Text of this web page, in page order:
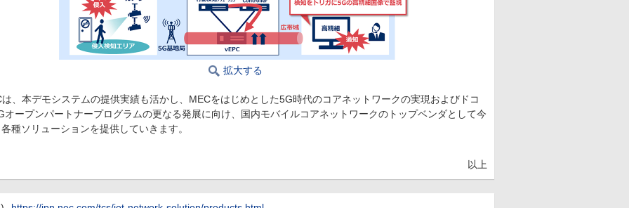
拡大する
は、本デモシステムの提供実績も活かし、MECをはじめとした5G時代のコアネットワークの実現およびドコ
オープンパートナープログラムの更なる発展に向け、国内モバイルコアネットワークのトップベンダとして今
種ソリューションを提供していきます。
以上